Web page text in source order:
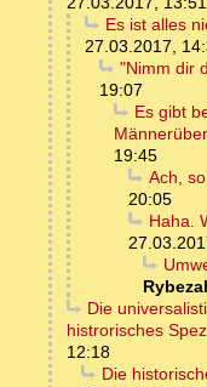
Es ist alles
27.03.2017,
"Nimm dir
19:07
Es gibt
19:45
Ach,
20:05
Haha.
Die
histrorisches
12:18
Die